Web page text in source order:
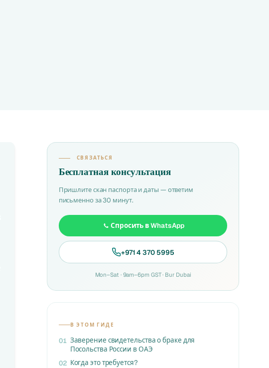
СВЯЗАТЬСЯ
Бесплатная консультация
Пришлите скан паспорта и даты — ответим
письменно за 30 минут.
Спросить в WhatsApp
+971 4 370 5995
Mon–Sat · 9am–6pm GST · Bur Dubai
В ЭТОМ ГИДЕ
01 Заверение свидетельства о браке для
Посольства России в ОАЭ
02 Когда это требуется?